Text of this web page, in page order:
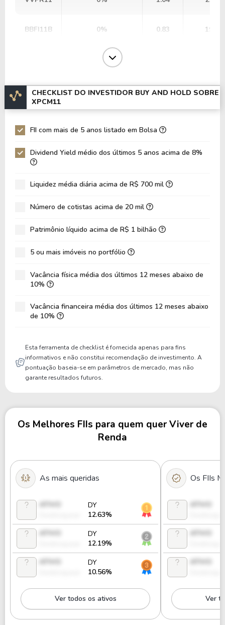
BBFI11B 0% 0.83
2.66%
CEOC11 14.95% 0.59
SPTW11 16.97% 0.64
CHECKLIST DO INVESTIDOR BUY AND HOLD SOBRE
XPCM11
FII com mais de 5 anos listado em Bolsa
Dividend Yield médio dos últimos 5 anos acima de 8%
Liquidez média diária acima de R$ 700 mil
Número de cotistas acima de 20 mil
Patrimônio líquido acima de R$ 1 bilhão
5 ou mais imóveis no portfólio
Vacância física média dos últimos 12 meses abaixo de
10%
Vacância financeira média dos últimos 12 meses abaixo
de 10%
Esta ferramenta de checklist é fornecida apenas para fins
informativos e não constitui recomendação de investimento. A
pontuação baseia-se em parâmetros de mercado, mas não
garante resultados futuros.
Os Melhores FIIs para quem quer Viver de
Renda
As mais queridas
DY
12.63%
DY
12.19%
DY
10.56%
Ver todos os ativos
Os FIIs
Ver